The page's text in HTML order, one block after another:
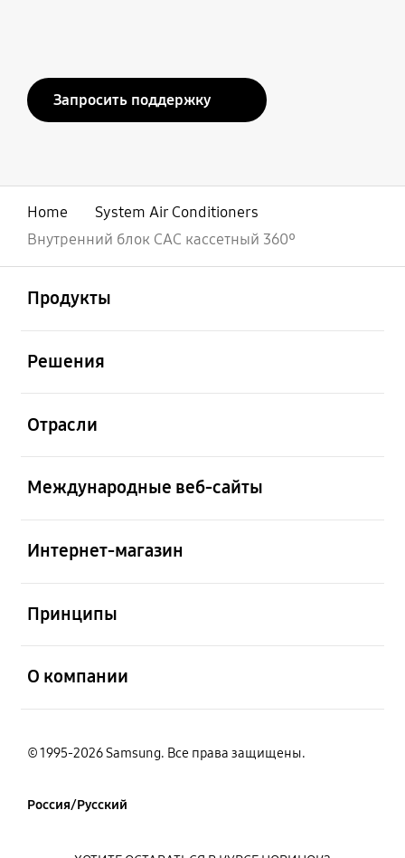
Запросить поддержку
Home
System Air Conditioners
Внутренний блок CAC кассетный 360ᵒ
Продукты
Решения
Отрасли
Международные веб-сайты
Интернет-магазин
Принципы
О компании
© 1995-2026 Samsung. Все права защищены.
Россия/Русский